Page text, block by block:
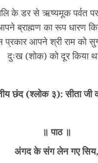
के डर से ऋष्यमूक पर्वत
ब्राह्मण का रूप धारण
प्रकार आपने श्री राम को
दुःख (शोक) को दूर किया
छंद (श्लोक ३): सीता जी
​॥ पाठ ॥
अंगद के संग लेन गए सिय,